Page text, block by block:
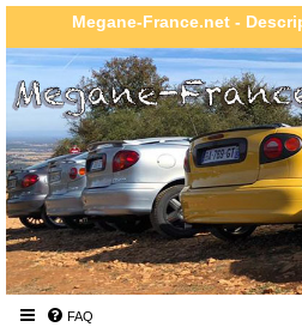
Megane-France.net -
FAQ